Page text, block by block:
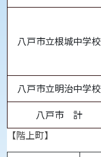
八戸市立根城中学校
八戸市立明治中学校
八戸市 計
【階上町】